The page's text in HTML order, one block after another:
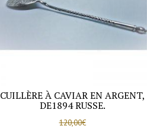
CUILLÈRE À CAVIAR EN ARGENT,
DE1894 RUSSE.
120,00€